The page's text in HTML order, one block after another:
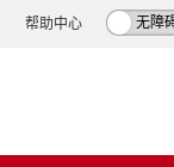
帮助中心 无障